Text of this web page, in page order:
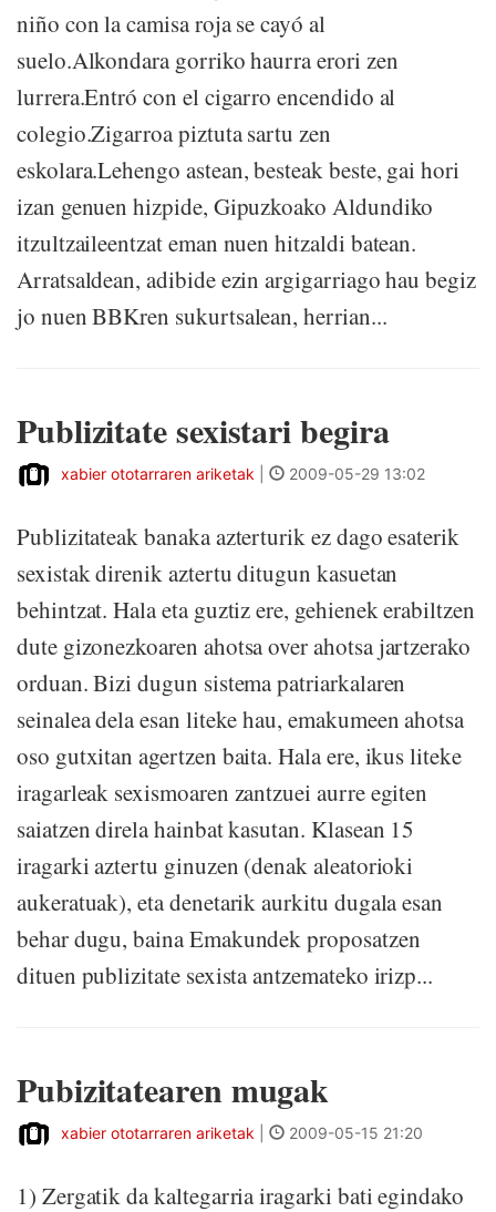
niño con la camisa roja se cayó al
suelo.Alkondara gorriko haurra erori zen
lurrera.Entró con el cigarro encendido al
colegio.Zigarroa piztuta sartu zen
eskolara.Lehengo astean, besteak beste, gai hori
izan genuen hizpide, Gipuzkoako Aldundiko
itzultzaileentzat eman nuen hitzaldi batean.
Arratsaldean, adibide ezin argigarriago hau begiz
jo nuen BBKren sukurtsalean, herrian...
Publizitate sexistari begira
xabier ototarraren ariketak 2009-05-29 13:02
Publizitateak banaka azterturik ez dago esaterik
sexistak direnik aztertu ditugun kasuetan
behintzat. Hala eta guztiz ere, gehienek erabiltzen
dute gizonezkoaren ahotsa over ahotsa jartzerako
orduan. Bizi dugun sistema patriarkalaren
seinalea dela esan liteke hau, emakumeen ahotsa
oso gutxitan agertzen baita. Hala ere, ikus liteke
iragarleak sexismoaren zantzuei aurre egiten
saiatzen direla hainbat kasutan. Klasean 15
iragarki aztertu ginuzen (denak aleatorioki
aukeratuak), eta denetarik aurkitu dugala esan
behar dugu, baina Emakundek proposatzen
dituen publizitate sexista antzemateko irizp...
Pubizitatearen mugak
xabier ototarraren ariketak 2009-05-15 21:20
1) Zergatik da kaltegarria iragarki bati egindako